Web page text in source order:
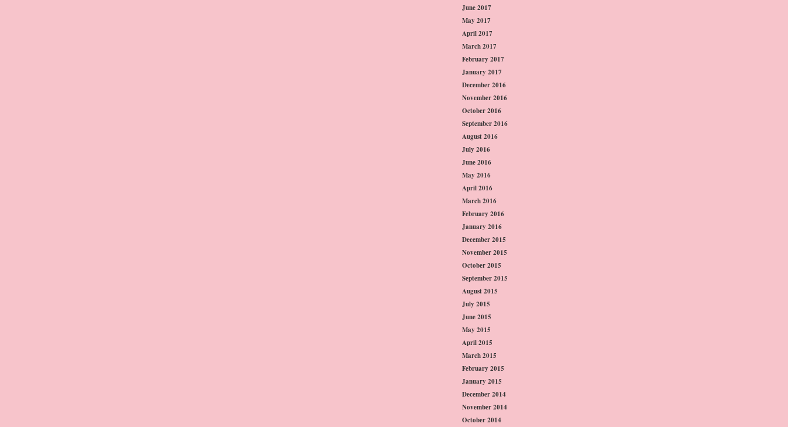
June 2017
May 2017
April 2017
March 2017
February 2017
January 2017
December 2016
November 2016
October 2016
September 2016
August 2016
July 2016
June 2016
May 2016
April 2016
March 2016
February 2016
January 2016
December 2015
November 2015
October 2015
September 2015
August 2015
July 2015
June 2015
May 2015
April 2015
March 2015
February 2015
January 2015
December 2014
November 2014
October 2014